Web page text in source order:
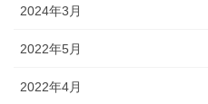
2024年3月
2022年5月
2022年4月